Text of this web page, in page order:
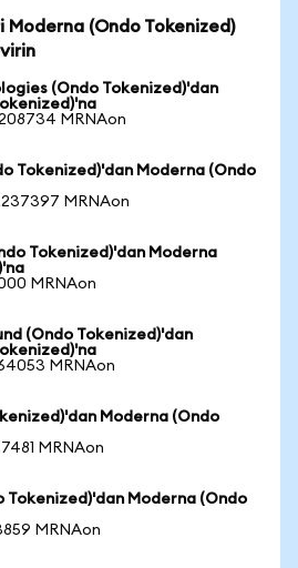
(Ondo Tokenized)
(Ondo Tokenized)'dan
MRNAon
Tokenized)'dan Moderna (Ondo
MRNAon
Tokenized)'dan Moderna
MRNAon
(Ondo Tokenized)'dan
MRNAon
Moderna (Ondo
MRNAon
Moderna (Ondo
MRNAon